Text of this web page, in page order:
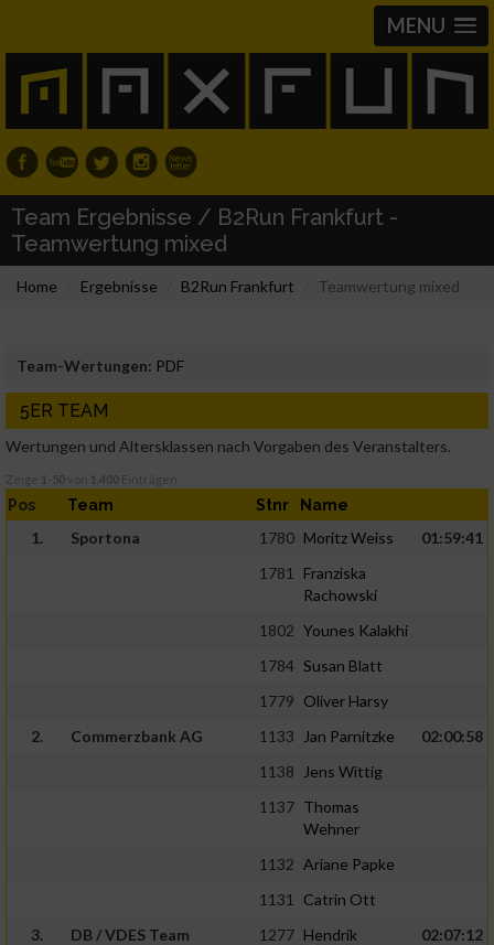
MENU
Team Ergebnisse / B2Run Frankfurt -
Teamwertung mixed
Home Ergebnisse B2Run Frankfurt Teamwertung mixed
Team-Wertungen: PDF
5ER TEAM
Wertungen und Altersklassen nach Vorgaben des Veranstalters.
Zeige 1-50 von 1.400 Einträgen.
Pos Team Stnr Name
1. Sportona 1780 Moritz Weiss
01:59:41
1781
Franziska
Rachowski
1802 Younes Kalakhi
1784 Susan Blatt
1779 Oliver Harsy
2.
Commerzbank AG 1133 Jan Parnitzke
02:00:58
1138
Jens Wittig
1137 Thomas
Wehner
1132 Ariane Papke
1131
Catrin Ott
3.
DB / VDES Team 1277 Hendrik
02:07:12